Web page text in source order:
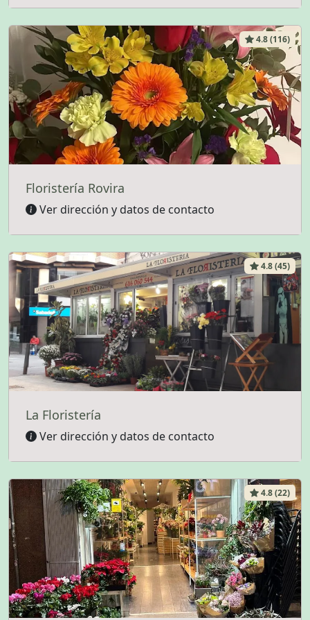
4.8 (116)
Floristería Rovira
Ver dirección y datos de contacto
4.8 (45)
La Floristería
Ver dirección y datos de contacto
4.8 (22)